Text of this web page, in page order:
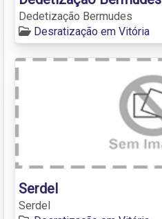
Dedetização Bermudes
Desratização em Vitória
Serdel
Serdel